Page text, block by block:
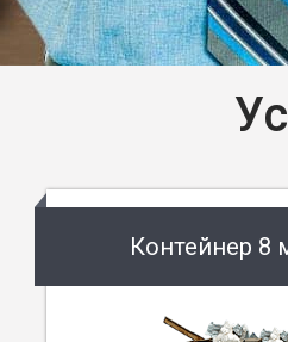
Контейнер 8